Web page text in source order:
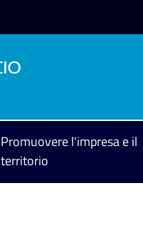
Promuovere l'impresa e il
territorio